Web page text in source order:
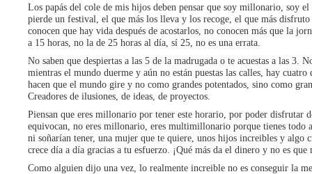
Los papás del cole de mis hijos deben pensar que soy millonario, soy el
pierde un festival, el que más los lleva y los recoge, el que más
conocen que hay vida después de acostarlos, no conocen más que la
a 15 horas, no la de 25 horas al día, sí 25, no es una errata.
No saben que despiertas a las 5 de la madrugada o te acuestas a las 3.
mientras el mundo duerme y aún no están puestas las calles, hay cuatro
hacen que el mundo gire y no como grandes potentados, sino como
Creadores de ilusiones, de ideas, de proyectos.
Piensan que eres millonario por tener este horario, por poder disfrutar
equivocan, no eres millonario, eres multimillonario porque tienes todo
ni soñarían tener, una mujer que te quiere, unos hijos increibles y algo
crece día a día gracias a tu esfuerzo. ¡Qué más da el dinero y no es que
Como alguien dijo una vez, lo realmente increible no es conseguir la